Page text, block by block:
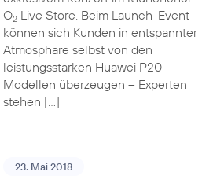
O2Live Store. Beim Launch-Event
können sich Kunden in entspannter
Atmosphäre selbst von den
leistungsstarken Huawei P20-
Modellen überzeugen – Experten
stehen […]
23. Mai 2018